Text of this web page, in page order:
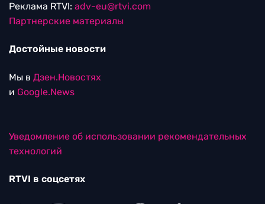
Реклама RTVI: adv-eu@rtvi.com
Партнерские материалы
Достойные новости
Мы в Дзен.Новостях
и Google.News
Уведомление об использовании рекомендательных
технологий
RTVI в соцсетях